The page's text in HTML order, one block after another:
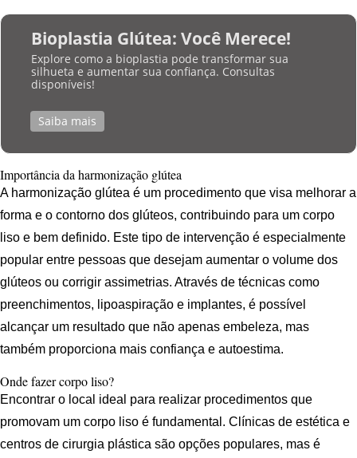
Bioplastia Glútea: Você Merece!
Explore como a bioplastia pode transformar sua
silhueta e aumentar sua confiança. Consultas
disponíveis!
Saiba mais
Importância da harmonização glútea
A harmonização glútea é um procedimento que visa melhorar a
forma e o contorno dos glúteos, contribuindo para um corpo
liso e bem definido. Este tipo de intervenção é especialmente
popular entre pessoas que desejam aumentar o volume dos
glúteos ou corrigir assimetrias. Através de técnicas como
preenchimentos, lipoaspiração e implantes, é possível
alcançar um resultado que não apenas embeleza, mas
também proporciona mais confiança e autoestima.
Onde fazer corpo liso?
Encontrar o local ideal para realizar procedimentos que
promovam um corpo liso é fundamental. Clínicas de estética e
centros de cirurgia plástica são opções populares, mas é